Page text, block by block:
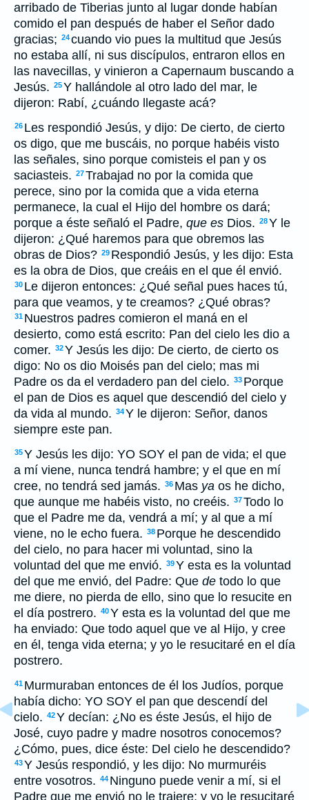
arribado de Tiberias junto al lugar donde habían
comido el pan después de haber el Señor dado
gracias; 24cuando vio pues la multitud que Jesús
no estaba allí, ni sus discípulos, entraron ellos en
las navecillas, y vinieron a Capernaum buscando a
Jesús. 25Y hallándole al otro lado del mar, le
dijeron: Rabí, ¿cuándo llegaste acá?
26 Les respondió Jesús, y dijo: De cierto, de cierto
os digo, que me buscáis, no porque habéis visto
las señales, sino porque comisteis el pan y os
saciasteis. 27Trabajad no por la comida que
perece, sino por la comida que a vida eterna
permanece, la cual el Hijo del hombre os dará;
porque a éste señaló el Padre, que es Dios. 28Y le
dijeron: ¿Qué haremos para que obremos las
obras de Dios? 29 Respondió Jesús, y les dijo: Esta
es la obra de Dios, que creáis en el que él envió.
30 Le dijeron entonces: ¿Qué señal pues haces tú,
para que veamos, y te creamos? ¿Qué obras?
31 Nuestros padres comieron el maná en el
desierto, como está escrito: Pan del cielo les dio a
comer. 32Y Jesús les dijo: De cierto, de cierto os
digo: No os dio Moisés pan del cielo; mas mi
Padre os da el verdadero pan del cielo. 33 Porque
el pan de Dios es aquel que descendió del cielo y
da vida al mundo. 34Y le dijeron: Señor, danos
siempre este pan.
35Y Jesús les dijo: YO SOY el pan de vida; el que
a mí viene, nunca tendrá hambre; y el que en mí
cree, no tendrá sed jamás. 36 Mas ya os he dicho,
que aunque me habéis visto, no creéis. 37Todo lo
que el Padre me da, vendrá a mí; y al que a mí
viene, no le echo fuera. 38 Porque he descendido
del cielo, no para hacer mi voluntad, sino la
voluntad del que me envió. 39Y esta es la voluntad
del que me envió, del Padre: Que de todo lo que
me diere, no pierda de ello, sino que lo resucite en
el día postrero. 40Y esta es la voluntad del que me
ha enviado: Que todo aquel que ve al Hijo, y cree
en él, tenga vida eterna; y yo le resucitaré en el día
postrero.
41 Murmuraban entonces de él los Judíos, porque
había dicho: YO SOY el pan que descendí del
cielo. 42Y decían: ¿No es éste Jesús, el hijo de
José, cuyo padre y madre nosotros conocemos?
¿Cómo, pues, dice éste: Del cielo he descendido?
43Y Jesús respondió, y les dijo: No murmuréis
entre vosotros. 44 Ninguno puede venir a mí, si el
Padre que me envió no le trajere; y yo le resucitaré